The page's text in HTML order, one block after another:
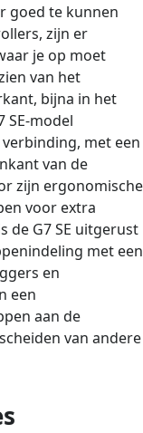
goed te kunnen
zijn er
je op moet
van het
bijna in het
SE-model
met een
van de
zijn ergonomische
voor extra
de G7 SE uitgerust
met een
en
een
aan de
van andere